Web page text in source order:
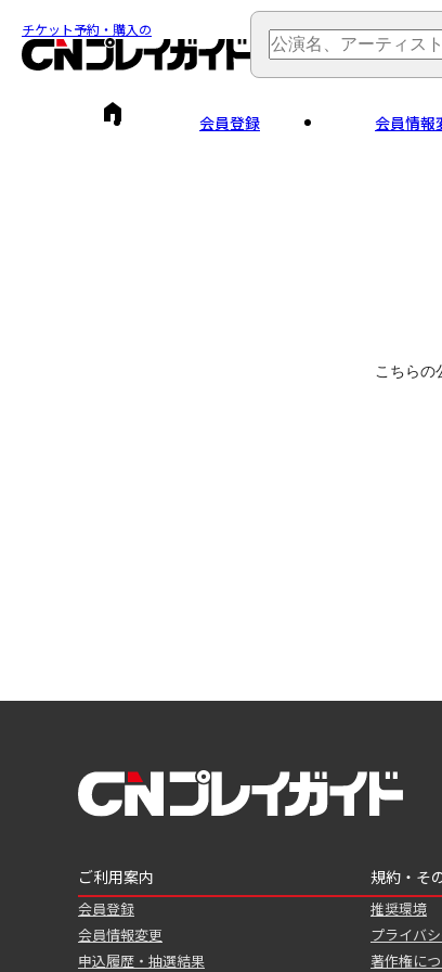
チケット予約・購入の
会員登録 会員情報
こちらの
ご利用案内
会員登録
会員情報変更
申込履歴・抽選結果
規約・そ
推奨環境
プライバ
著作権に